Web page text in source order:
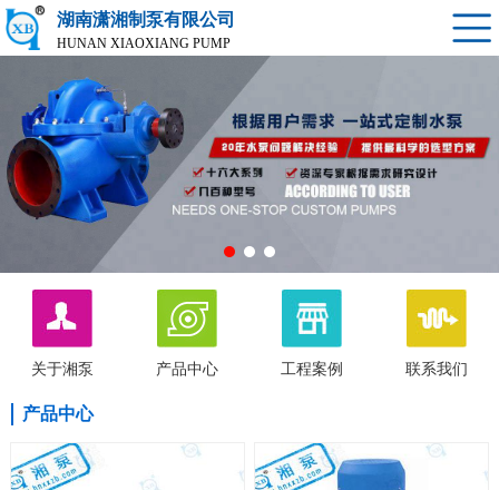
湖南潇湘制泵有限公司
HUNAN XIAOXIANG PUMP
关于湘泵 产品中心 工程案例 联系我们
产品中心